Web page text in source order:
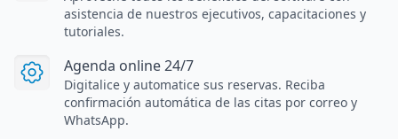
asistencia de nuestros ejecutivos, capacitaciones y
tutoriales.
Agenda online 24/7
Digitalice y automatice sus reservas. Reciba
confirmación automática de las citas por correo y
WhatsApp.